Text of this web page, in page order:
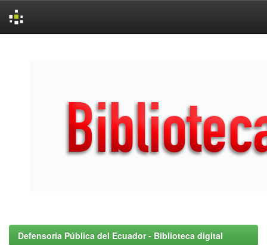
Defensoría Pública del Ecuador - Biblioteca digital